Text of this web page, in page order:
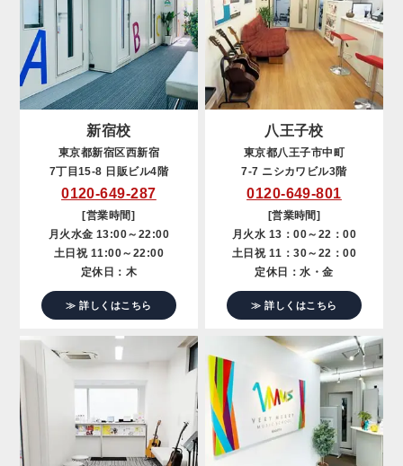
新宿校
東京都新宿区西新宿
7丁目15-8 日販ビル4階
0120-649-287
[営業時間]
月火水金 13:00～22:00
土日祝 11:00～22:00
定休日：木
≫ 詳しくはこちら
八王子校
東京都八王子市中町
7-7 ニシカワビル3階
0120-649-801
[営業時間]
月火水 13：00～22：00
土日祝 11：30～22：00
定休日：水・金
≫ 詳しくはこちら